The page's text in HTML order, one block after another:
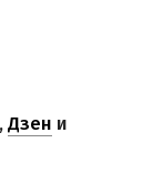
,Дзен и